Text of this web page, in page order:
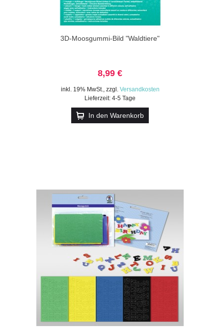
3D-Moosgummi-Bild "Waldtiere"
8,99 €
inkl. 19% MwSt., zzgl. Versandkosten
Lieferzeit: 4-5 Tage
In den Warenkorb